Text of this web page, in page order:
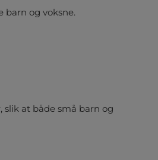
barn og voksne.
slik at både små barn og